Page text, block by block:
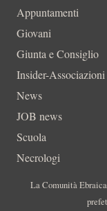
Appuntamenti
Giovani
Giunta e Consiglio
Insider-Associazioni
News
JOB news
Scuola
Necrologi
La Comunità